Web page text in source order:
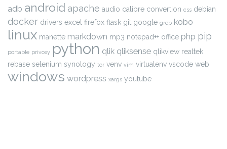
adb android apache audio calibre convertion css debian
docker drivers excel firefox flask git google grep kobo
linux manette markdown mp3 notepad++ office php pip
portable privoxy python qlik qliksense qlikview realtek
rebase selenium synology tor venv vim virtualenv vscode web
windows wordpress xargs youtube